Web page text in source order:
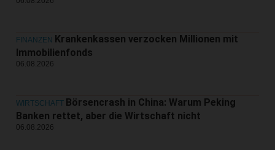
FINANZEN
Krankenkassen verzocken Millionen mit
Immobilienfonds
06.08.2026
WIRTSCHAFT Börsencrash in China: Warum Peking
Banken rettet, aber die Wirtschaft nicht
06.08.2026